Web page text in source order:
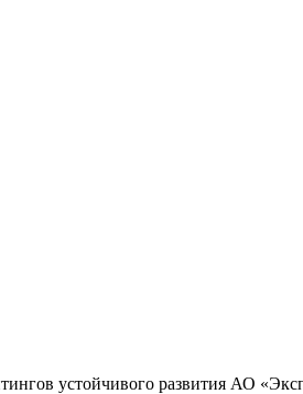
устойчивого развития АО